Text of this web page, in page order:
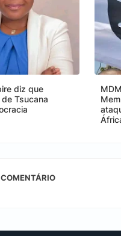
diz que
Tsucana